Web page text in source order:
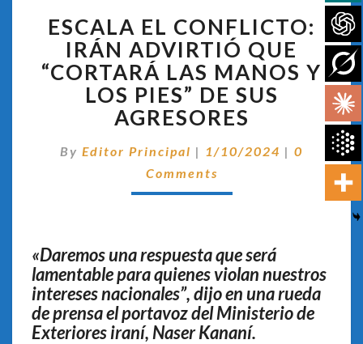
EL
CONFLICTO:
IRÁN
ADVIRTIÓ
QUE
“CORTARÁ
MANOS
Y
AGRESORES
ESCALA EL CONFLICTO:
IRÁN ADVIRTIÓ QUE
“CORTARÁ LAS MANOS Y
LOS PIES” DE SUS
AGRESORES
By Editor Principal | 1/10/2024 | 0
Comments
«Daremos una respuesta que será
lamentable para quienes violan nuestros
intereses nacionales”, dijo en una rueda
de prensa el portavoz del Ministerio de
Exteriores iraní, Naser Kananí.